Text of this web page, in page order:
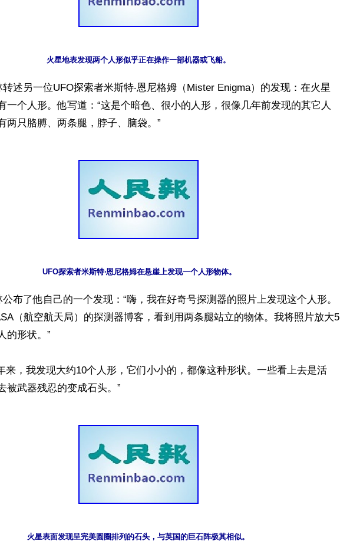
述另一位UFO探索者米斯特‧恩尼格姆（Mister Enigma）的发现：在火星
一个人形。他写道：“这是个暗色、很小的人形，很像几年前发现的其它人
布了他自己的一个发现：“嗨，我在好奇号探测器的照片上发现这个人形。
（航空航天局）的探测器博客，看到用两条腿站立的物体。我将照片放大5
的形状。”
来，我发现大约10个人形，它们小小的，都像这种形状。一些看上去是活